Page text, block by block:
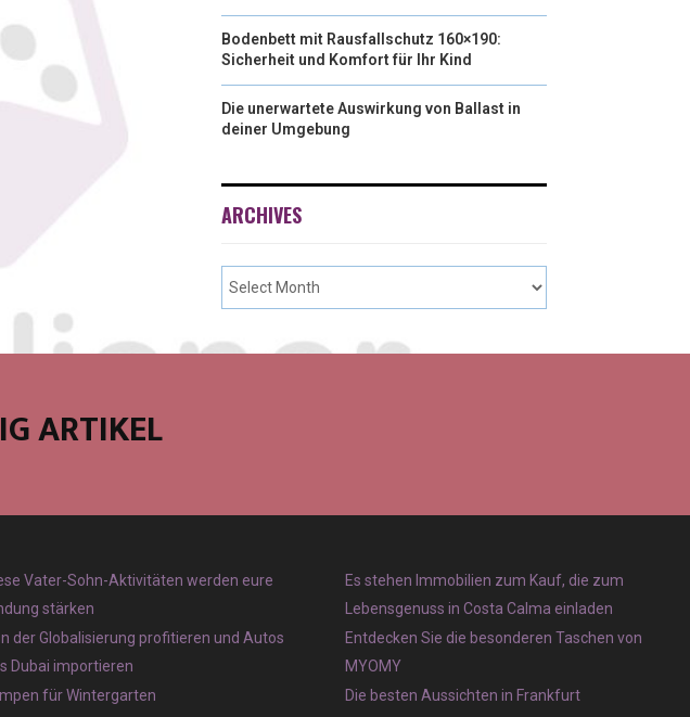
Bodenbett mit Rausfallschutz 160×190:
Sicherheit und Komfort für Ihr Kind
Die unerwartete Auswirkung von Ballast in
deiner Umgebung
ARCHIVES
ARTIKEL
Vater-Sohn-Aktivitäten werden eure
stärken
der Globalisierung profitieren und Autos
Dubai importieren
für Wintergarten
Es stehen Immobilien zum Kauf, die zum
Lebensgenuss in Costa Calma einladen
Entdecken Sie die besonderen Taschen von
MYOMY
Die besten Aussichten in Frankfurt